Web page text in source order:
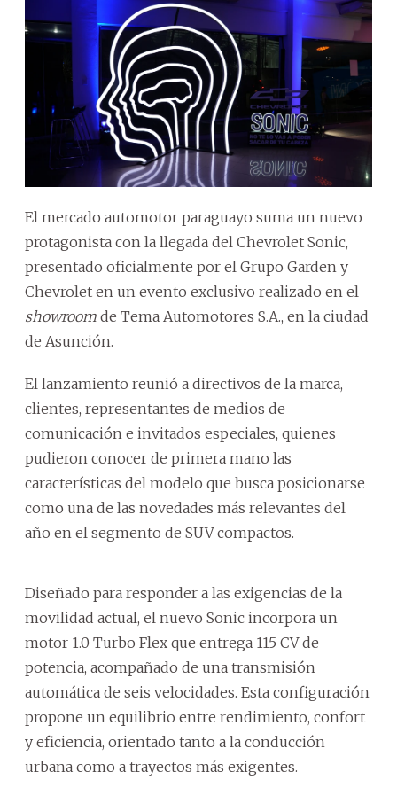
El mercado automotor paraguayo suma un nuevo
protagonista con la llegada del Chevrolet Sonic,
presentado oficialmente por el Grupo Garden y
Chevrolet en un evento exclusivo realizado en el
showroom de Tema Automotores S.A., en la ciudad
de Asunción.
El lanzamiento reunió a directivos de la marca,
clientes, representantes de medios de
comunicación e invitados especiales, quienes
pudieron conocer de primera mano las
características del modelo que busca posicionarse
como una de las novedades más relevantes del
año en el segmento de SUV compactos.
Diseñado para responder a las exigencias de la
movilidad actual, el nuevo Sonic incorpora un
motor 1.0 Turbo Flex que entrega 115 CV de
potencia, acompañado de una transmisión
automática de seis velocidades. Esta configuración
propone un equilibrio entre rendimiento, confort
y eficiencia, orientado tanto a la conducción
urbana como a trayectos más exigentes.